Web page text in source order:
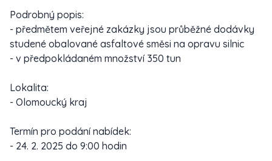
Podrobný popis:
- předmětem veřejné zakázky jsou průběžné dodávky
studené obalované asfaltové směsi na opravu silnic
- v předpokládaném množství 350 tun
Lokalita:
- Olomoucký kraj
Termín pro podání nabídek:
- 24. 2. 2025 do 9:00 hodin